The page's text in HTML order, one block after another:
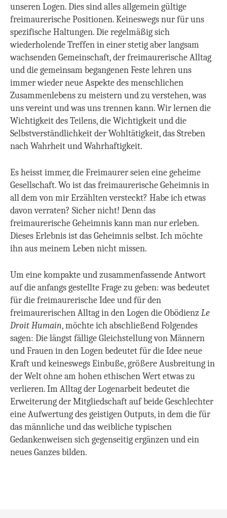
unseren Logen. Dies sind alles allgemein gültige
freimaurerische Positionen. Keineswegs nur für uns
spezifische Haltungen. Die regelmäßig sich
wiederholende Treffen in einer stetig aber langsam
wachsenden Gemeinschaft, der freimaurerische Alltag
und die gemeinsam begangenen Feste lehren uns
immer wieder neue Aspekte des menschlichen
Zusammenlebens zu meistern und zu verstehen, was
uns vereint und was uns trennen kann. Wir lernen die
Wichtigkeit des Teilens, die Wichtigkeit und die
Selbstverständlichkeit der Wohltätigkeit, das Streben
nach Wahrheit und Wahrhaftigkeit.
Es heisst immer, die Freimaurer seien eine geheime
Gesellschaft.Wo ist das freimaurerische Geheimnis in
all dem von mir Erzählten versteckt? Habe ich etwas
davon verraten? Sicher nicht! Denn das
freimaurerische Geheimnis kann man nur erleben.
Dieses Erlebnis ist das Geheimnis selbst. Ich möchte
ihn aus meinem Leben nicht missen.
Um eine kompakte und zusammenfassende Antwort
auf die anfangs gestellte Frage zu geben: was bedeutet
für die freimaurerische Idee und für den
freimaurerischen Alltag in den Logen die Obödienz Le
Droit Humain,möchte ich abschließend Folgendes
sagen: Die längst fällige Gleichstellung von Männern
und Frauen in den Logen bedeutet für die Idee neue
Kraft und keineswegs Einbuße, größere Ausbreitung in
der Welt ohne am hohen ethischen Wert etwas zu
verlieren. Im Alltag der Logenarbeit bedeutet die
Erweiterung der Mitgliedschaft auf beide Geschlechter
eine Aufwertung des geistigen Outputs, in dem die für
das männliche und das weibliche typischen
Gedankenweisen sich gegenseitig ergänzen und ein
neues Ganzes bilden.